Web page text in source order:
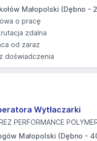
Małopolski (Dębno -
o pracę
zdalna
od zaraz
doświadczenia
Wytłaczarki
PERFORMANCE
Małopolski (Dębno -